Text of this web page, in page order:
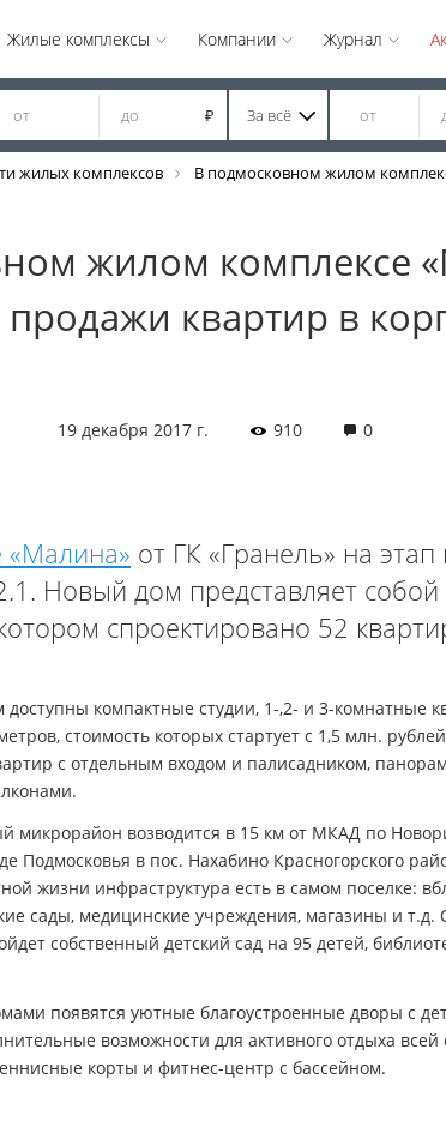
Жилые комплексы Компании Журнал
₽ За всё
жилых комплексов В подмосковном жилом
жилом комплексе
продажи квартир в
19 декабря 2017 г. 910 0
«Малина» от ГК «Гранель» на
Новый дом представляет
спроектировано 52
доступны компактные студии, 1-,2- и 3-комнатные
стоимость которых стартует с 1,5 млн.
с отдельным входом и палисадником,
микрорайон возводится в 15 км от МКАД по
Подмосковья в пос. Нахабино Красногорского
жизни инфраструктура есть в самом поселке:
сады, медицинские учреждения, магазины и т.д.
собственный детский сад на 95 детей,
появятся уютные благоустроенные дворы с
возможности для активного отдыха всей
корты и фитнес-центр с бассейном.